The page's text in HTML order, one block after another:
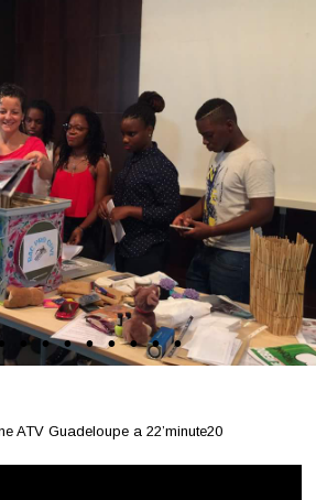
ATV Guadeloupe a 22’minute20